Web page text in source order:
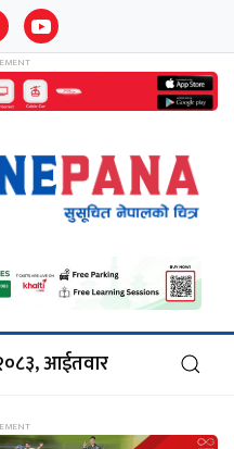
आईतवार